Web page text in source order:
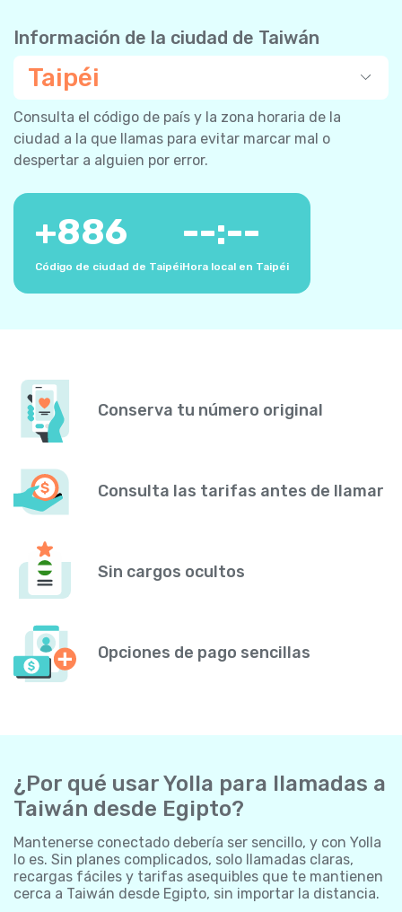
Información de la ciudad de Taiwán
Taipéi
Consulta el código de país y la zona horaria de la
ciudad a la que llamas para evitar marcar mal o
despertar a alguien por error.
+886
Código de ciudad de Taipéi
--:--
Hora local en Taipéi
Conserva tu número original
Consulta las tarifas antes de llamar
Sin cargos ocultos
Opciones de pago sencillas
¿Por qué usar Yolla para llamadas a
Taiwán desde Egipto?
Mantenerse conectado debería ser sencillo, y con Yolla
lo es. Sin planes complicados, solo llamadas claras,
recargas fáciles y tarifas asequibles que te mantienen
cerca a Taiwán desde Egipto, sin importar la distancia.